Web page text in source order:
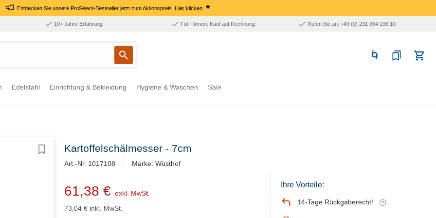
Entdecken Sie unsere ProSelect-Bestseller jetzt zum Aktionspreis.Hier klicken *
10+ Jahre Erfahrung Für Firmen: Kauf auf Rechnung Rufen Sie an: +49 (0) 231 964 196 10
Edelstahl Einrichtung & Bekleidung Hygiene & Waschen Sale
Kartoffelschälmesser - 7cm
Art.-Nr. 1017108 Marke: Wüsthof
61,38 € exkl. MwSt.
73,04 € inkl. MwSt.
Ihre Vorteile:
14-Tage Rückgaberecht!